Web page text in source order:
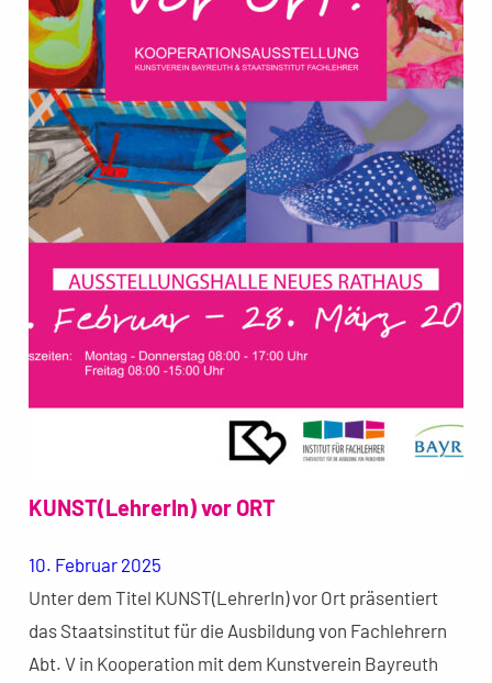
KUNST(LehrerIn) vor ORT
10. Februar 2025
Unter dem Titel KUNST(LehrerIn) vor Ort präsentiert
das Staatsinstitut für die Ausbildung von Fachlehrern
Abt. V in Kooperation mit dem Kunstverein Bayreuth